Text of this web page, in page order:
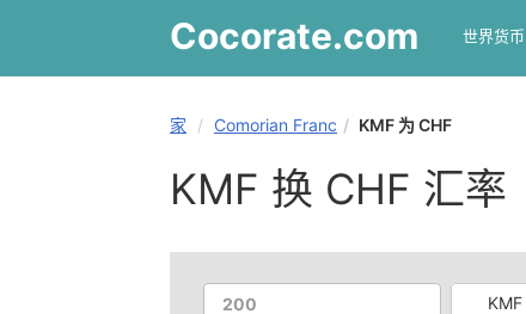
Cocorate.com 世界货币
家 Comorian Franc KMF 为 CHF
KMF 换 CHF 汇率